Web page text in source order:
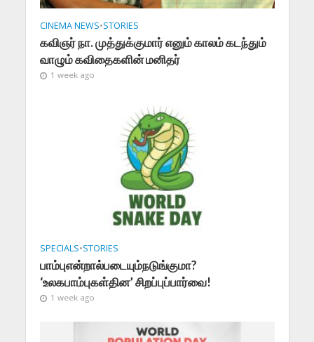
CINEMA NEWS•STORIES
கவிஞர் நா. முத்துக்குமார் எனும் காலம் கடந்தும்
வாழும் கவிதைகளின் மனிதர்
1 week ago
SPECIALS•STORIES
பாம்புஎன்றால்படையும்நடுங்குமா?
‘உலகபாம்புகள்தின’ சிறப்புப்பார்வை!
1 week ago